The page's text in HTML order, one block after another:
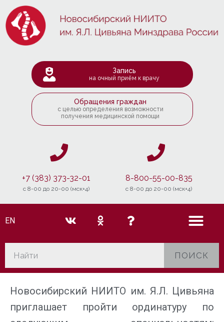
Запись
на очный приём к врачу
Обращения граждан
с целью определения возможности
получения медицинской помощи
+7 (383) 373-32-01
c 8-00 до 20-00 (мск+4)
8-800-55-00-835
c 8-00 до 20-00 (мск+4)
EN
ПОИСК
Новосибирский НИИТО им. Я.Л. Цивьяна
приглашает пройти ординатуру по